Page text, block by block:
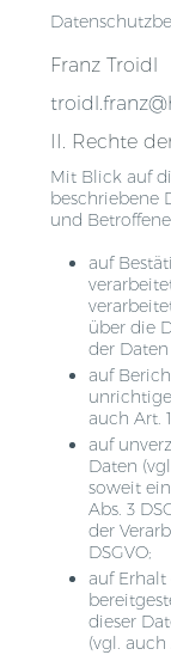
Franz Troidl
II. Rechte
Mit Blick auf
beschriebene
und
auf
über die
der Daten
auf
auch Art.
auf
Daten
soweit
Abs. 3
der
DSGVO;
auf
dieser
(vgl. auch